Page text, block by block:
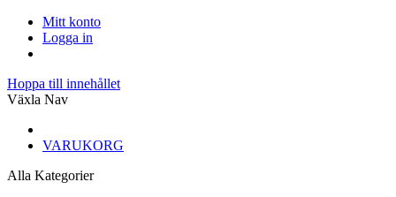
Mitt konto
Logga in
Hoppa till innehållet
Växla Nav
VARUKORG
Alla Kategorier